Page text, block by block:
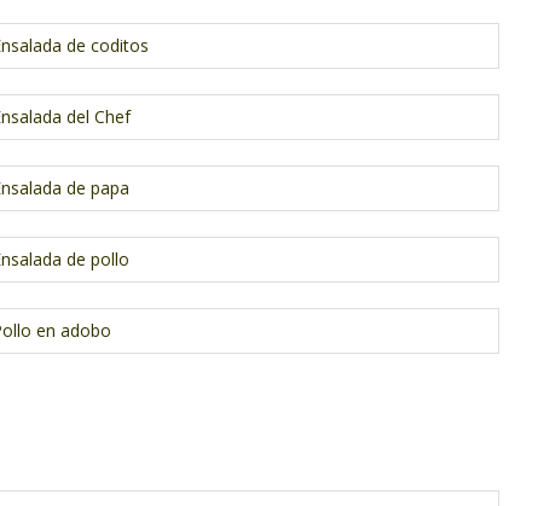
de coditos
del Chef
de papa
de pollo
en adobo